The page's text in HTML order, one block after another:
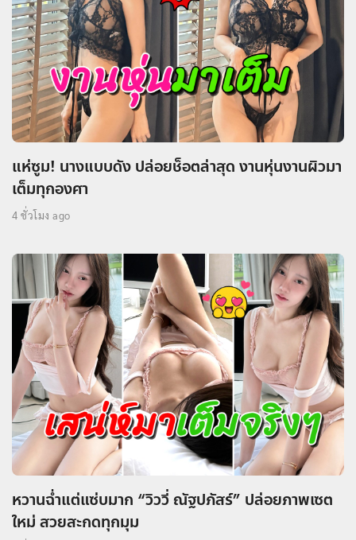
แห่ซูม! นางแบบดัง ปล่อยช็อตล่าสุด งานหุ่นงานผิวมา
เต็มทุกองศา
4 ชั่วโมง ago
หวานฉ่ำแต่แซ่บมาก “วิววี่ ณัฐปภัสร์” ปล่อยภาพเซต
ใหม่ สวยสะกดทุกมุม